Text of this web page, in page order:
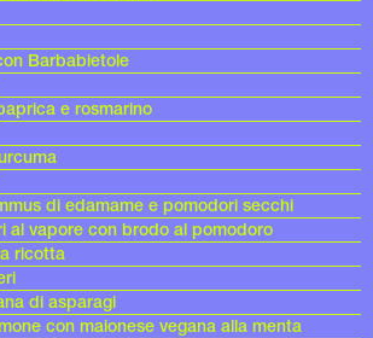
Barbabietole
e rosmarino
di edamame e pomodori secchi
al vapore con brodo al pomodoro
ricotta
di asparagi
con maionese vegana alla menta